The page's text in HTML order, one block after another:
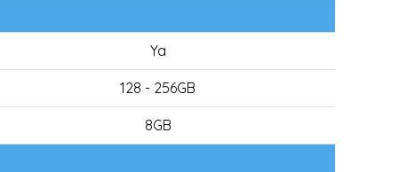
Ya
128 - 256GB
8GB